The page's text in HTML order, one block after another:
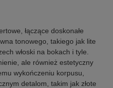
łączące doskonałe
tonowego, takiego jak lite
włoski na bokach i tyle.
ale również estetyczny
wykończeniu korpusu,
detalom, takim jak złote